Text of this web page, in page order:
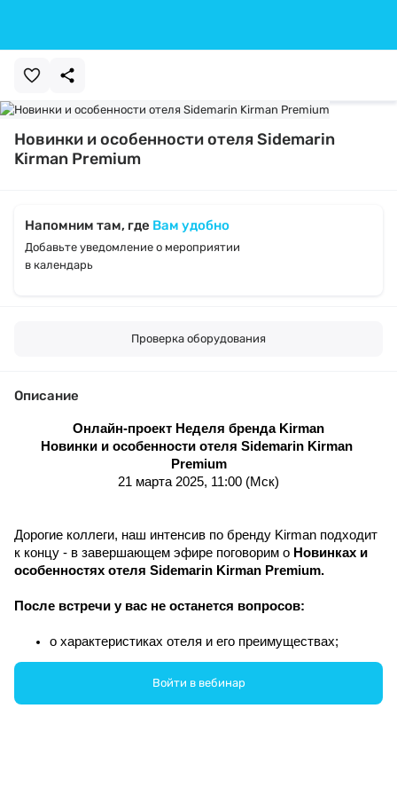
Новинки и особенности отеля Sidemarin
Kirman Premium
Напомним там, где Вам удобно
Добавьте уведомление о мероприятии
в календарь
Проверка оборудования
Описание
Онлайн-проект Неделя бренда Kirman
Новинки и особенности отеля Sidemarin Kirman
Premium
21 марта 2025, 11:00 (Мск)
Дорогие коллеги, наш интенсив по бренду Kirman подходит
к концу - в завершающем эфире поговорим о Новинках и
особенностях отеля Sidemarin Kirman Premium.
После встречи у вас не останется вопросов:
о характеристиках отеля и его преимуществах;
об отдыхе в формате Premium;
о номерном фонде и его нюансах;
Войти в вебинар